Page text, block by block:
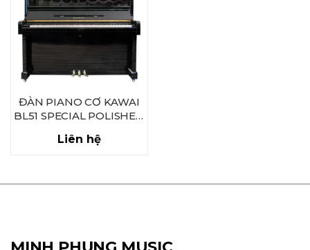
ĐÀN PIANO CƠ KAWAI
BL51 SPECIAL POLISHED
Liên hệ